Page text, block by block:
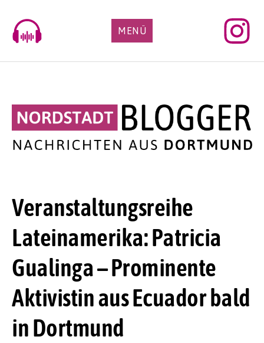
content
MENÜ
Veranstaltungsreihe
Lateinamerika: Patricia
Gualinga – Prominente
Aktivistin aus Ecuador bald
in Dortmund